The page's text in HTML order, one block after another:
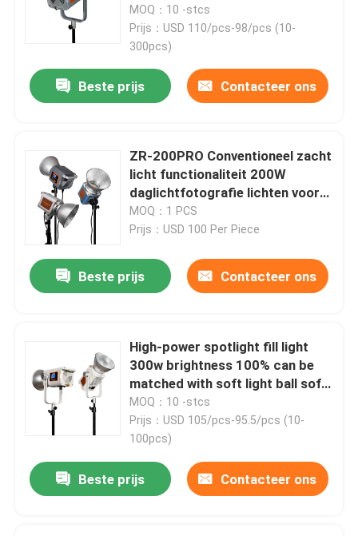
verlichtingsapparatuur continue
verlichting voor video live vul
licht
MOQ：10 -stcs
Prijs：USD 110/pcs-98/pcs (10-
300pcs)
Beste prijs Contacteer ons
ZR-200PRO Conventioneel zacht
licht functionaliteit 200W
daglichtfotografie lichten voor
webcasting en studio
MOQ：1 PCS
Prijs：USD 100 Per Piece
Beste prijs Contacteer ons
High-power spotlight fill light
300w brightness 100% can be
matched with soft light ball soft
light cover suitable for portrait
photography fill light
MOQ：10 -stcs
Prijs：USD 105/pcs-95.5/pcs (10-
100pcs)
Beste prijs Contacteer ons